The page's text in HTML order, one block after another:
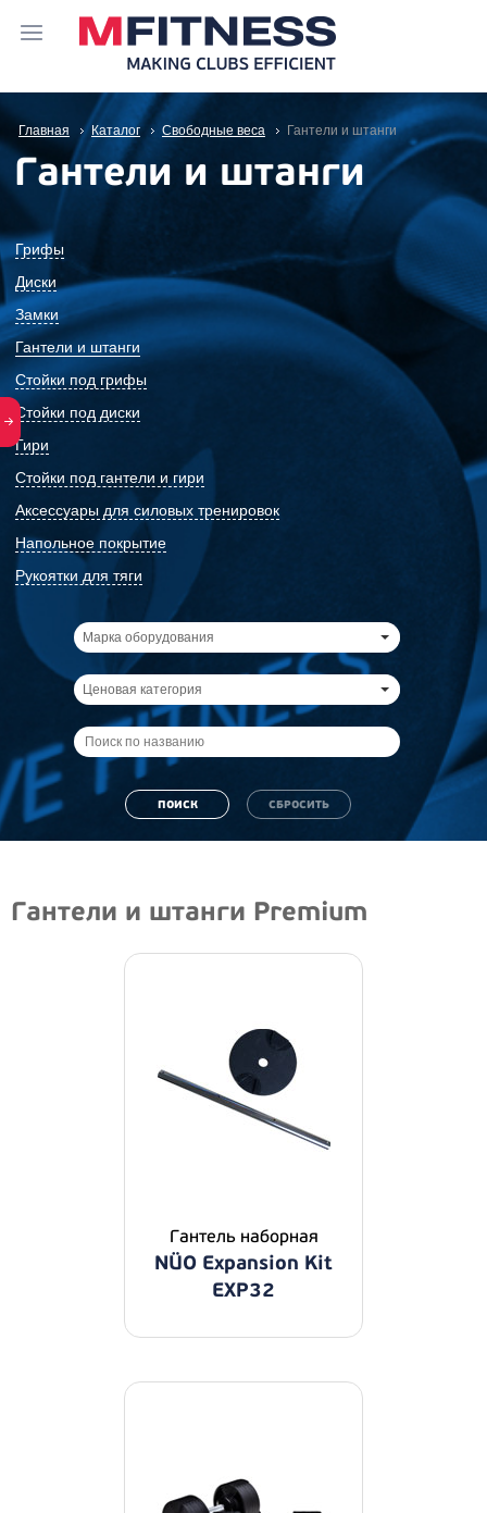
Главная Каталог Свободные веса Гантели и штанги
Гантели и штанги
Грифы
Диски
Замки
Гантели и штанги
Стойки под грифы
Стойки под диски
Гири
Стойки под гантели и гири
Аксессуары для силовых тренировок
Напольное покрытие
Рукоятки для тяги
Марка оборудования
Ценовая категория
Гантели и штанги Premium
Гантель наборная
NÜO Expansion Kit
EXP32